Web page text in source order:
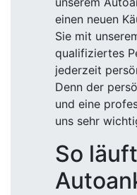
einen neuen
Sie mit
qualifiziertes
jederzeit
Denn der
und eine
uns sehr
So